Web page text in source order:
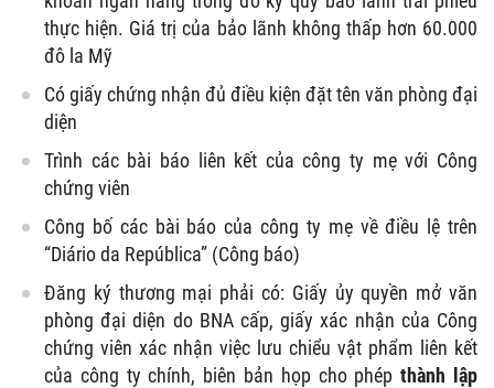
thực hiện. Giá trị của bảo lãnh không thấp hơn 60.000
đô la Mỹ
Có giấy chứng nhận đủ điều kiện đặt tên văn phòng đại
diện
Trình các bài báo liên kết của công ty mẹ với Công
chứng viên
Công bố các bài báo của công ty mẹ về điều lệ trên
“Diário da República” (Công báo)
Đăng ký thương mại phải có: Giấy ủy quyền mở văn
phòng đại diện do BNA cấp, giấy xác nhận của Công
chứng viên xác nhận việc lưu chiểu vật phẩm liên kết
của công ty chính, biên bản họp cho phépthành lập